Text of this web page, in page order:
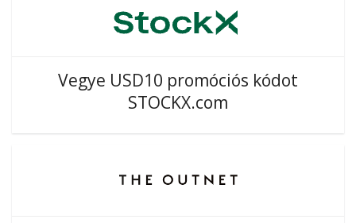
Vegye USD10 promóciós kódot
STOCKX.com